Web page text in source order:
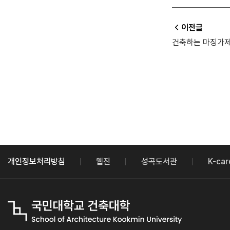
이전글
건축하는 마징가
개인정보처리방침 웹진 성곡도서관 K-